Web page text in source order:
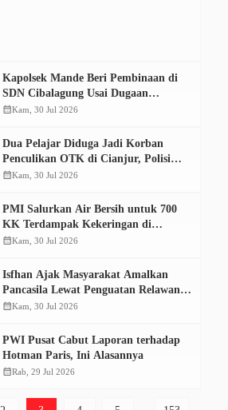
Kapolsek Mande Beri Pembinaan di
SDN Cibalagung Usai Dugaan
Percobaan Penculikan Dua Siswi
calendar_monthKam, 30 Jul 2026
Dua Pelajar Diduga Jadi Korban
Penculikan OTK di Cianjur, Polisi
Masih Selidiki Kasusnya
calendar_monthKam, 30 Jul 2026
PMI Salurkan Air Bersih untuk 700
KK Terdampak Kekeringan di
Cibeber
calendar_monthKam, 30 Jul 2026
Isfhan Ajak Masyarakat Amalkan
Pancasila Lewat Penguatan Relawan
Kebajikan di Cianjur
calendar_monthKam, 30 Jul 2026
PWI Pusat Cabut Laporan terhadap
Hotman Paris, Ini Alasannya
calendar_monthRab, 29 Jul 2026